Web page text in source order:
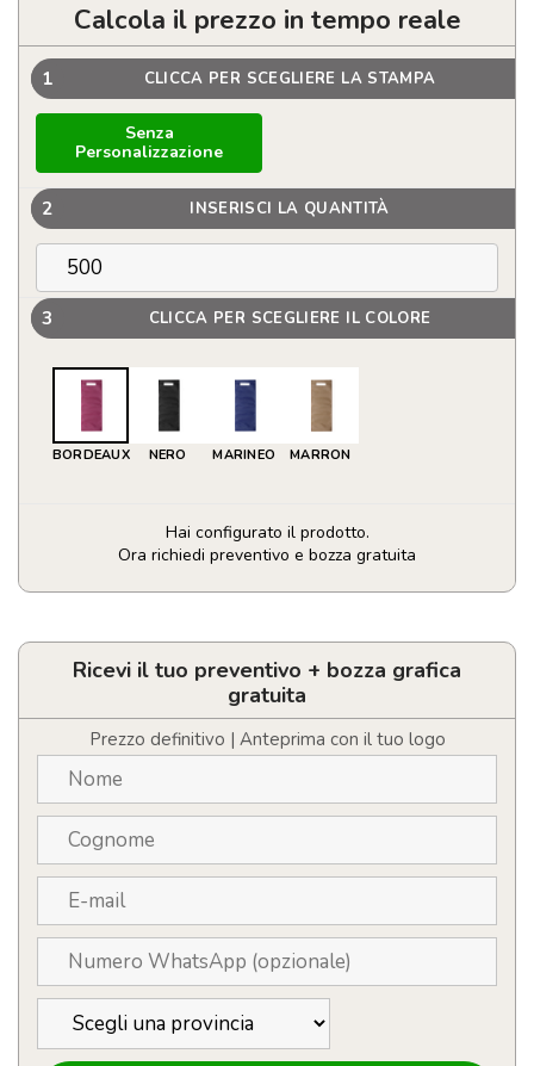
Calcola il prezzo in tempo reale
1 CLICCA PER SCEGLIERE LA STAMPA
Senza
Personalizzazione
2 INSERISCI LA QUANTITÀ
3 CLICCA PER SCEGLIERE IL COLORE
BORDEAUX NERO MARINEO MARRON
Hai configurato il prodotto.
Ora richiedi preventivo e bozza gratuita
Borsa
quantità
Ricevi il tuo preventivo + bozza grafica
gratuita
Prezzo definitivo | Anteprima con il tuo logo